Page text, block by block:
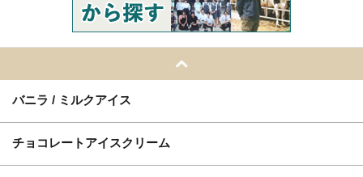
バニラ / ミルクアイス
チョコレートアイスクリーム